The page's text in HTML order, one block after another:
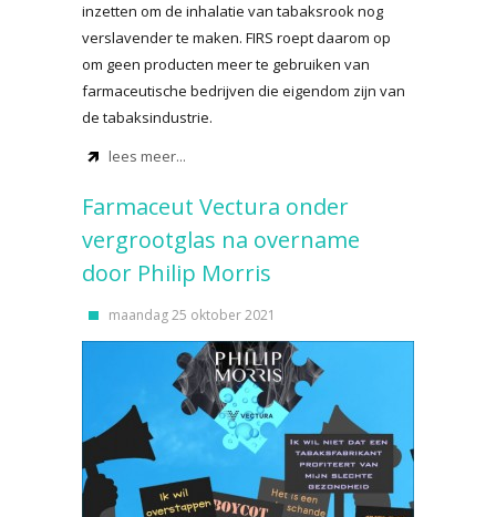
inzetten om de inhalatie van tabaksrook nog
verslavender te maken. FIRS roept daarom op
om geen producten meer te gebruiken van
farmaceutische bedrijven die eigendom zijn van
de tabaksindustrie.
lees meer...
Farmaceut Vectura onder
vergrootglas na overname
door Philip Morris
maandag 25 oktober 2021